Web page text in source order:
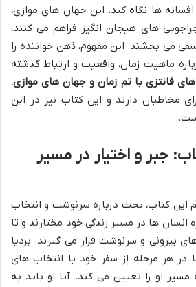
ها نگاه کند. این جهان های موازی،
های هیجان انگیز فراهم می کنند،
می بخشند. این مفهوم، ذهن خواننده را
ماهیت زمان، واقعیت و ارتباط گذشته
فانتزی با تم زمان و جهان های موازی،
مخاطبان دارند و این کتاب نیز در این
جبر و اختیار در مسیر
این کتاب، بحث درباره سرنوشت و انتخاب
انسان ها در مسیر زندگی خود مختارند و تا
بیرونی و سرنوشت قرار می گیرند. بردیا
در هر مرحله از سفر خود با انتخاب های
او را تعیین می کند. آیا او باید به